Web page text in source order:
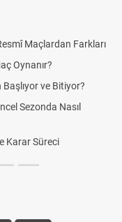
Maçlardan Farkları
Oynanır?
ve Bitiyor?
Sezonda Nasıl
Karar Süreci